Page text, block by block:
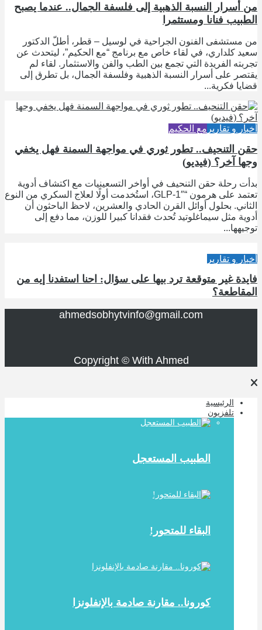
من أسرار النسبة الذهبية إلى فلسفة الجمال.. عندما يصبح
الطبيب فنانا ومستثمرا
من مستشفى الفنون الجراحية في لوسيل – قطر، أطلّ الدكتور
سعيد كلداري، في لقاء خاص مع برنامج “مع الحكيم”، ليتحدث عن
تجربته الفريدة التي تجمع بين الطب والفن والاستثمار. لقاء لم
يقتصر على أسرار النسبة الذهبية وفلسفة الجمال، بل تطرق إلى
قضايا فكرية...
أخبار و تقارير مع الحكيم
حقن التنحيف.. تطور ثوري في مواجهة السمنة فهل يخفي
وجها آخر؟ (فيديو)
بدأت رحلة حقن التنحيف في أواخر التسعينيات مع اكتشاف أدوية
تعتمد على هرمون “GLP-1″، استُخدمت أولًا لعلاج السكري من النوع
الثاني. بحلول أوائل القرن الحادي والعشرين، لاحظ الباحثون أن
أدوية مثل سيماغلوتيد تُحدث فقدانا كبيرا للوزن، مما دفع إلى
توجيهها...
أخبار و تقارير
فايدة غير متوقعة ترد بيها على سؤال: احنا استفدنا إيه من
المقاطعة؟
ahmedsobhytvinfo@gmail.com
Copyright © With Ahmed
الرئيسية
تلفزيون
الطبيب المستعجل
البقاء للمتحور!
كورونا.. مقارنة صادمة بالإنفلونزا